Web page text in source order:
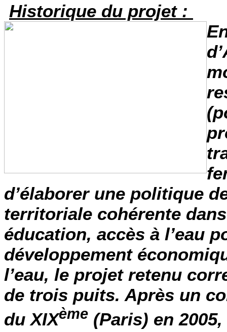
Historique du projet :
d’élaborer une politique
territoriale cohérente
éducation, accès à l’eau
développement
l’eau, le projet retenu
de trois puits. Après un
du XIXème (Paris) en